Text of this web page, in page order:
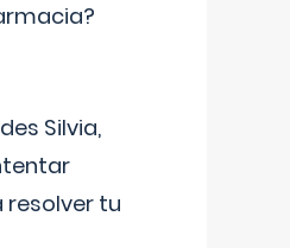
Silvia,
resolver tu